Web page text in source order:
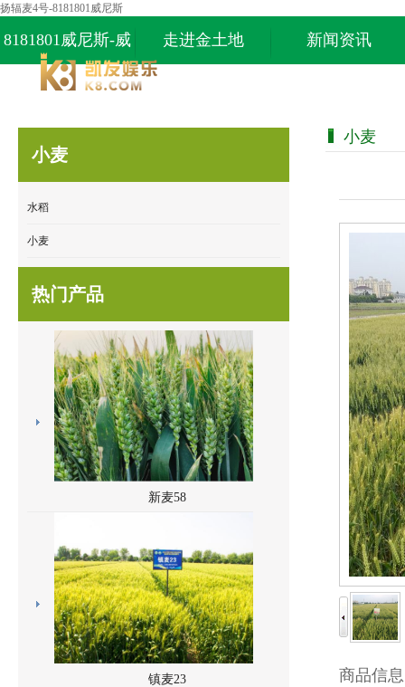
扬辐麦4号-8181801威尼斯
8181801威尼斯-威
尼斯87978797
走进金土地 新闻资讯
小麦
水稻
小麦
热门产品
新麦58
镇麦23
小麦
商品信息